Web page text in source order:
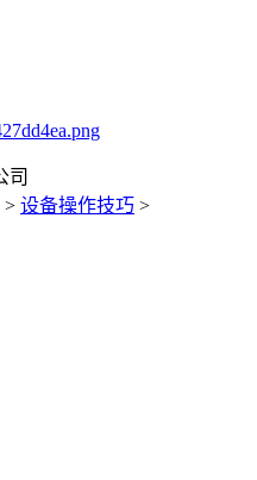
> 设备操作技巧 >